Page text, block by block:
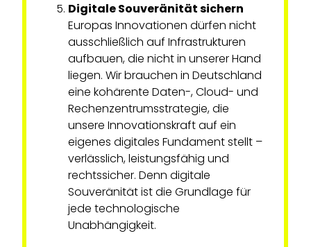
Digitale Souveränität sichern
Europas Innovationen dürfen nicht
ausschließlich auf Infrastrukturen
aufbauen, die nicht in unserer Hand
liegen. Wir brauchen in Deutschland
eine kohärente Daten-, Cloud- und
Rechenzentrumsstrategie, die
unsere Innovationskraft auf ein
eigenes digitales Fundament stellt –
verlässlich, leistungsfähig und
rechtssicher. Denn digitale
Souveränität ist die Grundlage für
jede technologische
Unabhängigkeit.